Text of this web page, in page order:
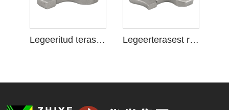
Legeeritud terasest ränidioksiidi Sol Investment Auto Casting Legeerterasest ränidioksiidi Sol Investment Casting koost